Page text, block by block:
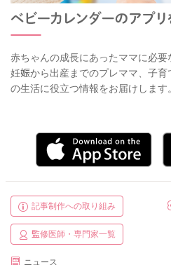
赤ちゃんの成長にあったママに必要
妊娠から出産までのプレママ、子
の生活に役立つ情報をお届けします。
記事制作への取り組み
監修医師・専門家一覧
ニュース